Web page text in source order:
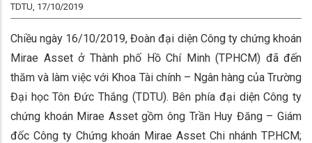
TDTU, 17/10/2019
Chiều ngày 16/10/2019, Đoàn đại diện Công ty chứng khoán
Mirae Asset ở Thành phố Hồ Chí Minh (TPHCM) đã đến
thăm và làm việc với Khoa Tài chính – Ngân hàng của Trường
Đại học Tôn Đức Thắng (TDTU). Bên phía đại diện Công ty
chứng khoán Mirae Asset gồm ông Trần Huy Đăng – Giám
đốc Công ty Chứng khoán Mirae Asset Chi nhánh TP.HCM;